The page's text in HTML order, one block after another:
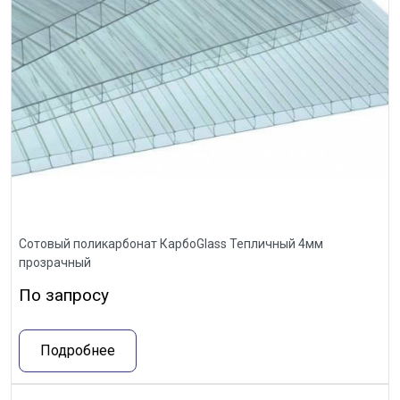
Сотовый поликарбонат КарбоGlass Тепличный 4мм
прозрачный
По запросу
Подробнее